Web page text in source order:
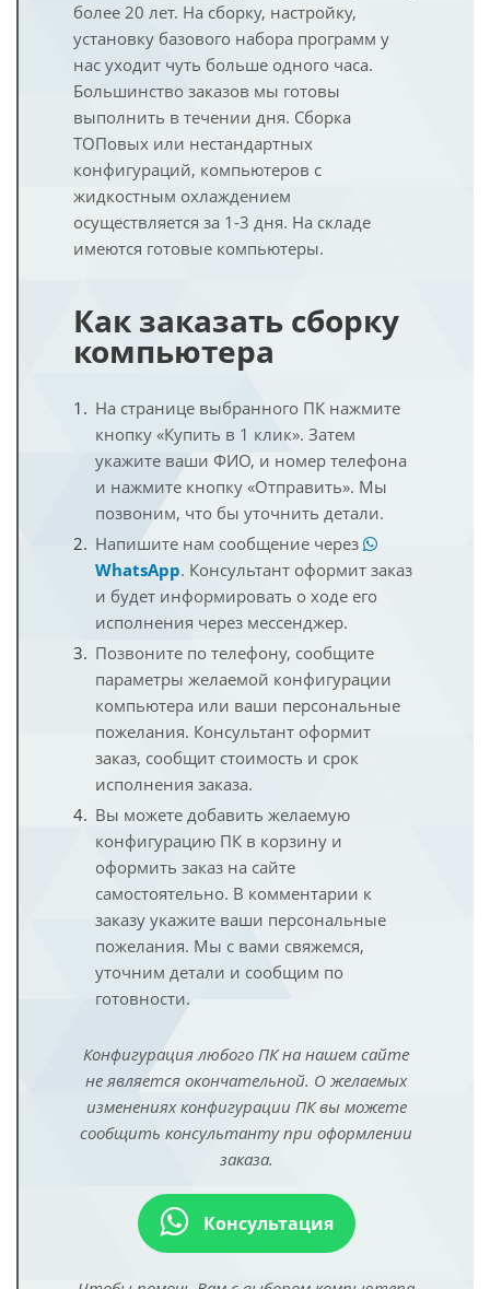
более 20 лет. На сборку, настройку,
установку базового набора программ у
нас уходит чуть больше одного часа.
Большинство заказов мы готовы
выполнить в течении дня. Сборка
ТОПовых или нестандартных
конфигураций, компьютеров с
жидкостным охлаждением
осуществляется за 1-3 дня. На складе
имеются готовые компьютеры.
Как заказать сборку
компьютера
На странице выбранного ПК нажмите
кнопку «Купить в 1 клик». Затем
укажите ваши ФИО, и номер телефона
и нажмите кнопку «Отправить». Мы
позвоним, что бы уточнить детали.
Напишите нам сообщение через
WhatsApp. Консультант оформит заказ
и будет информировать о ходе его
исполнения через мессенджер.
Позвоните по телефону, сообщите
параметры желаемой конфигурации
компьютера или ваши персональные
пожелания. Консультант оформит
заказ, сообщит стоимость и срок
исполнения заказа.
Вы можете добавить желаемую
конфигурацию ПК в корзину и
оформить заказ на сайте
самостоятельно. В комментарии к
заказу укажите ваши персональные
пожелания. Мы с вами свяжемся,
уточним детали и сообщим по
готовности.
Конфигурация любого ПК на нашем сайте
не является окончательной. О желаемых
изменениях конфигурации ПК вы можете
сообщить консультанту при оформлении
заказа.
Консультация